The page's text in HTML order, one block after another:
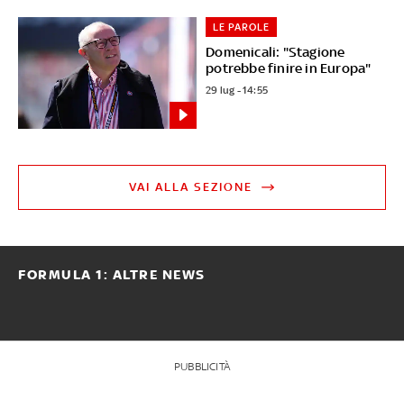
Domenicali: "Stagione
potrebbe finire in Europa"
LE PAROLE
29 lug - 14:55
VAI ALLA SEZIONE
FORMULA 1: ALTRE NEWS
PUBBLICITÀ